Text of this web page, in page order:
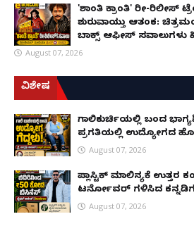
'ಶಾಂತಿ ಕ್ರಾಂತಿ' ರೀ-ರಿಲೀಸ್
ಶುರುವಾಯ್ತು ಆತಂಕ:
ಬಾಕ್ಸ್ ಆಫೀಸ್ ಸವಾಲುಗಳು
August 07, 2026
ವಿಶೇಷ
ಗಾಲಿಕುರ್ಚಿಯಲ್ಲಿ ಬಂದ
ಪ್ರಗತಿಯಲ್ಲಿ ಉದ್ಯೋಗದ
August 07, 2026
ಪ್ಲಾಸ್ಟಿಕ್ ಮಾಲಿನ್ಯಕ್ಕೆ ಉತ್ತರ
ಟರ್ನೋವರ್ ಗಳಿಸಿದ
August 07, 2026